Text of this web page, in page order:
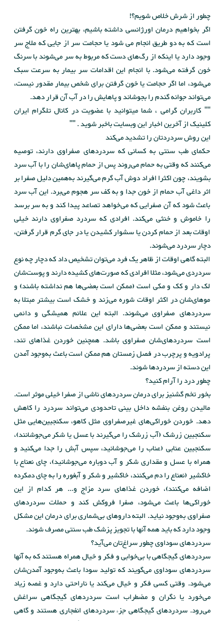
چطور از شرش خلاص شویم؟!
اگر بخواهیم درمان اورژانسی داشته باشیم، بهترین راه خون گرفتن
است که به دو طریق انجام می شود یا حجامت سر از جایی که ملاج سر
وجود دارد یا اینکه از رگ‌های دست که مربوط به سر می‌شوند با سرنگ
خون گرفته می‌شود. با انجام این اقدامات سر بیمار به سرعت سبک
می‌شود، اما اگر حجامت یا خون گرفتن برای شخص بیمار مقدور نیست،
می‌تواند جوانه گندم را بجوشاند و پاهایش را در آب آن قرار دهد.
"" کاربران گرامی ، شما میتوانید با عضویت در کانال تلگرام ایران
کلینیک از آخرین اخبار این وبسایت باخبر شوید . ""
این روش سردردتان را تشدید می‌کند
حکمای طب سنتی به کسانی که سردردهای صفراوی دارند، توصیه
می‌کنند که وقتی به حمام می‌روند پس از حمام پاهای‌شان را با آب سرد
بشویند، چون اکثرا افراد دوش آب گرم می‌گیرند به‌همین دلیل صفرا بر
اثر داغی آب حمام از خون جدا و به کف سر هجوم می‌برد. این آب سرد
باعث شود که آن صفرایی که می‌خواهد تصاعد پیدا کند و به سر برسد
را خاموش و خنثی می‌کند. افرادی که سردرد صفراوی دارند خیلی
اوقات بعد از حمام کردن یا سشوار کشیدن یا در جای گرم قرار گرفتن،
دچار سردرد می‌شوند.
البته گاهی اوقات از ظاهر یک فرد می‌توان تشخیص داد که دچار چه نوع
سردردی می‌شود، مثلا افرادی که صورت‌های کشیده دارند و پوست‌شان
لک دار و کک و مکی است (ممکن است بعضی‌ها هم نداشته باشند) و
موهای‌شان در اکثر اوقات شوره می‌زند و خشک است بیشتر مبتلا به
سردردهای صفراوی می‌شوند. البته این علائم همیشگی و دائمی
نیستند و ممکن است بعضی‌ها دارای این مشخصات نباشند، اما ممکن
است سردردهای‌شان صفراوی باشد. همچنین خوردن غذاهای تند،
پرادویه و پرچرب در فصل زمستان هم ممکن است باعث به‌وجود آمدن
این دسته از سردردها شوند.
چطور درد را آرام کنید؟
بخور تخم گشنیز برای درمان سردردهای ناشی از صفرا خیلی موثر است.
مالیدن روغن بنفشه داخل بینی تاحدودی می‌تواند سردرد را کاهش
دهد. خوردن خوراکی‌های غیر‌صفراوی مثل کاهو، سکنجبین‌هایی مثل
سکنجبین زرشک (آب زرشک را می‌گیرند با عسل یا شکر می‌جوشانند)،
‌سکنجبین عنابی (عناب را می‌جوشانید، سپس آبش را جدا می‌کنید و
‌همراه با عسل و مقداری شکر و آب دوباره می‌جوشانید)، چای نعناع با
خاکشیر (نعناع را دم می‌کنند، خاکشیر و شکر و آبغوره را به چای دمکرده
اضافه می‌کنند‌)، خوردن غذاهای سرد مزاج و... هر کدام از این
خوراکی‌ها باعث می‌شود، صفرا فروکش کند و حملات سردردهای
صفراوی به‌وجود نیاید. ‌البته داروهای بی‌شماری برای درمان این مشکل
وجود دارد که باید همه آنها با تجویز پزشک طب سنتی مصرف شوند.
سردردهای سوداوی چطور سراغ‌تان می‌آید؟
سردردهای گیجگاهی با بی‌خوابی و فکر و خیال همراه هستند که به آنها
سردردهای سوداوی می‌گویند که تولید سودا باعث به‌وجود آمدن‌شان
می‌شود. وقتی کسی فکر و خیال می‌کند یا ناراحتی دارد و غصه زیاد
می‌خورد یا نگران و مضطراب است سردردهای گیجگاهی سراغش
می‌رود. سردرد‌های گیجگاهی جزء سردردهای انفجاری هستند و گاهی